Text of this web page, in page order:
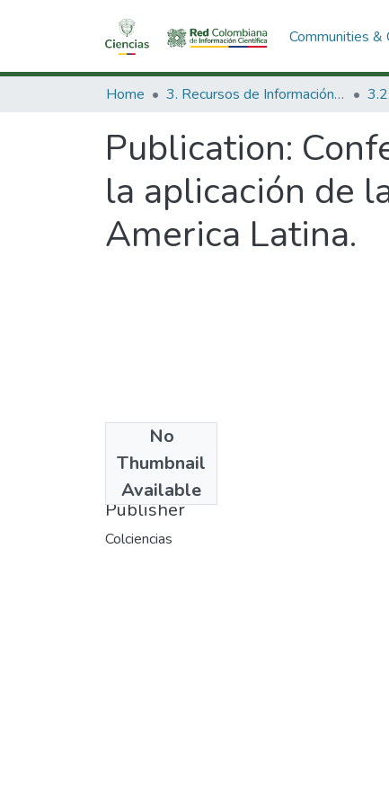
Communities &
Home 3. Recursos de Información Científica y Tecnológica
Publication:
la aplicación de
America Latina.
No
Thumbnail
Available
1972
Publisher
Colciencias